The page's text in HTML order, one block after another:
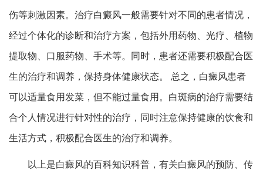
伤等刺激因素。治疗白癜风一般需要针对不同的患者情况，
经过个体化的诊断和治疗方案，包括外用药物、光疗、植物
提取物、口服药物、手术等。同时，患者还需要积极配合医
生的治疗和调养，保持身体健康状态。 总之，白癜风患者
可以适量食用发菜，但不能过量食用。白斑病的治疗需要结
合个人情况进行针对性的治疗，同时注意保持健康的饮食和
生活方式，积极配合医生的治疗和调养。
以上是白癜风的百科知识科普，有关白癜风的预防、传